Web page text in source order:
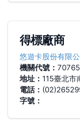
得標廠商
悠遊卡股份有限
機關代號：
地址： 115臺北市
電話：
字號：